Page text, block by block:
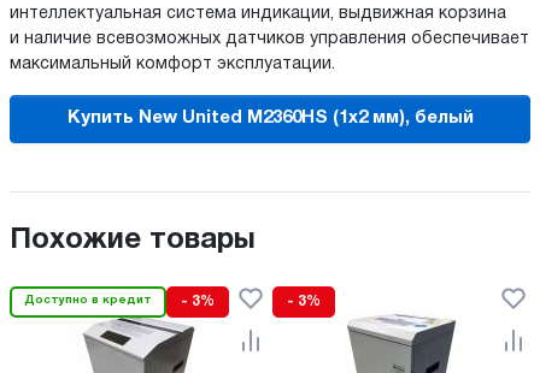
интеллектуальная система индикации, выдвижная корзина
и наличие всевозможных датчиков управления обеспечивает
максимальный комфорт эксплуатации.
Купить New United M2360HS (1x2 мм), белый
Похожие товары
Доступно в кредит - 3% - 3%